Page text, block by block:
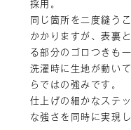
採用。
同じ箇所を二度縫う
かかりますが、表裏
る部分のゴロつきも
洗濯時に生地が動い
らではの強みです。
仕上げの細かなステ
な強さを同時に実現